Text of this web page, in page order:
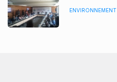
ENVIRONNEMENT